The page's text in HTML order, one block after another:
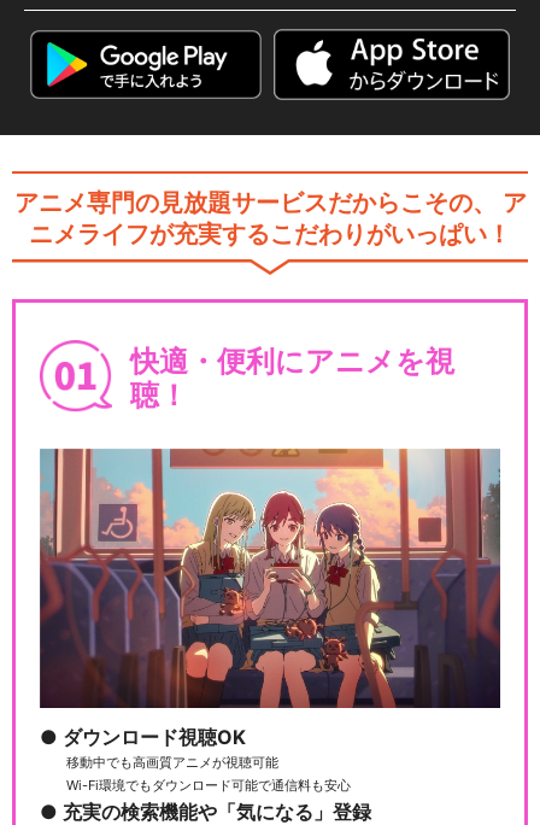
アニメ専門の見放題サービスだからこその、
ア
ニメライフが充実するこだわりがいっぱい！
快適・便利にアニメを視
聴！
ダウンロード視聴OK
移動中でも高画質アニメが視聴可能
Wi-Fi環境でもダウンロード可能で通信料も安心
充実の検索機能や「気になる」登録